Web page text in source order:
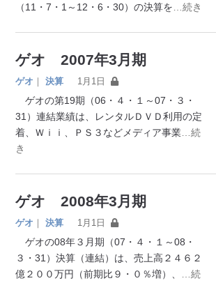
（11・7・1～12・6・30）の決算を …続き
ゲオ 2007年3月期
ゲオ ｜ 決算 1月1日
ゲオの第19期（06・４・１～07・３・
31）連結業績は、レンタルＤＶＤ利用の定
着、Ｗｉｉ、ＰＳ３などメディア事業 …続
き
ゲオ 2008年3月期
ゲオ ｜ 決算 1月1日
ゲオの08年３月期（07・４・１～08・
３・31）決算（連結）は、売上高２４６２
億２００万円（前期比９・０％増）、
…続